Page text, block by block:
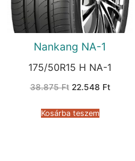
Nankang NA-1
175/50R15 H NA-1
38.875Ft Original
38.875 Ft.
22.548 FtCurrent
Kosárba teszem